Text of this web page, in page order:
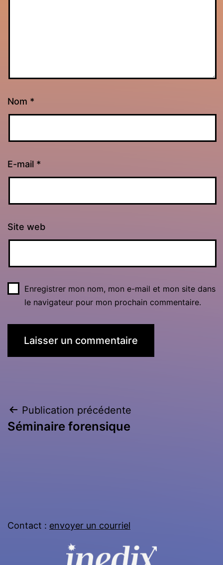
Nom *
E-mail *
Site web
Enregistrer mon nom, mon e-mail et mon site dans
le navigateur pour mon prochain commentaire.
Navigation
de
Publication précédente
Séminaire forensique
Contact : envoyer un courriel